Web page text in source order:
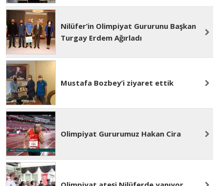
Nilüfer’in Olimpiyat Gururunu Başkan
Turgay Erdem Ağırladı
Mustafa Bozbey’i ziyaret ettik
Olimpiyat Gururumuz Hakan Cira